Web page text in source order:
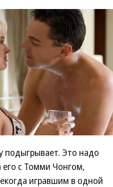
подыгрывает. Это надо
с Томми Чонгом,
игравшим в одной